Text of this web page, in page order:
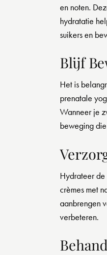
en noten.
hydratatie
suikers en
Blijf
Het is
prenatale
Wanneer je
beweging
Hydrateer
crèmes met
aanbrengen
verbeteren.